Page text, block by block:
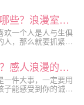
和特爱有品求婚策
怎么布置的...
盘锦室外气球求婚要准备哪些？浪漫室外气球求婚策划推荐
欢一个人是人与生俱
人，那么就要抓紧行
优品整理的浪漫室
感人的求婚需有哪些点子？感人浪漫的求婚点子介绍
一件大事，一定要用
子能感受到你的诚和